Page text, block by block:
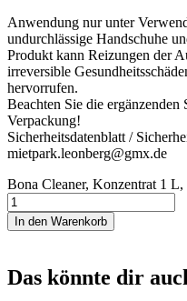
Anwendung nur unter
undurchlässige Handschuhe
Produkt kann Reizungen der
irreversible
hervorrufen.
Beachten Sie die
Verpackung!
Sicherheitsdatenblatt /
mietpark.leonberg@gmx.de
Bona Cleaner, Konzentrat 1
In den Warenkorb
Das könnte dir